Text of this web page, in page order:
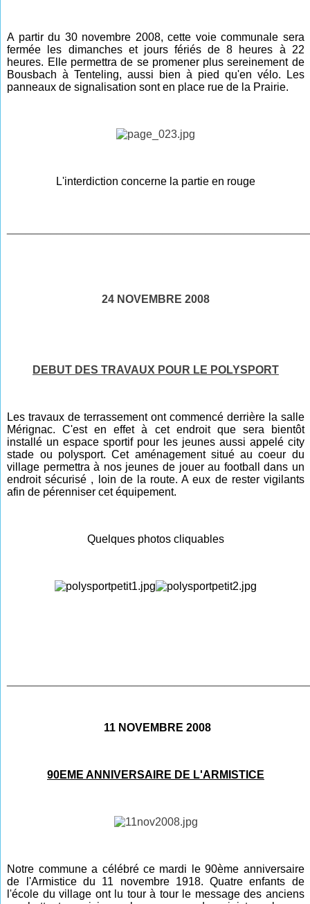
A partir du 30 novembre 2008, cette voie communale sera
fermée les dimanches et jours fériés de 8 heures à 22
heures. Elle permettra de se promener plus sereinement de
Bousbach à Tenteling, aussi bien à pied qu'en vélo. Les
panneaux de signalisation sont en place rue de la Prairie.
L'interdiction concerne la partie en rouge
24 NOVEMBRE 2008
DEBUT DES TRAVAUX POUR LE POLYSPORT
Les travaux de terrassement ont commencé derrière la salle
Mérignac. C'est en effet à cet endroit que sera bientôt
installé un espace sportif pour les jeunes aussi appelé city
stade ou polysport. Cet aménagement situé au coeur du
village permettra à nos jeunes de jouer au football dans un
endroit sécurisé , loin de la route. A eux de rester vigilants
afin de pérenniser cet équipement.
Quelques photos cliquables
11 NOVEMBRE 2008
90EME ANNIVERSAIRE DE L'ARMISTICE
Notre commune a célébré ce mardi le 90ème anniversaire
de l'Armistice du 11 novembre 1918. Quatre enfants de
l'école du village ont lu tour à tour le message des anciens